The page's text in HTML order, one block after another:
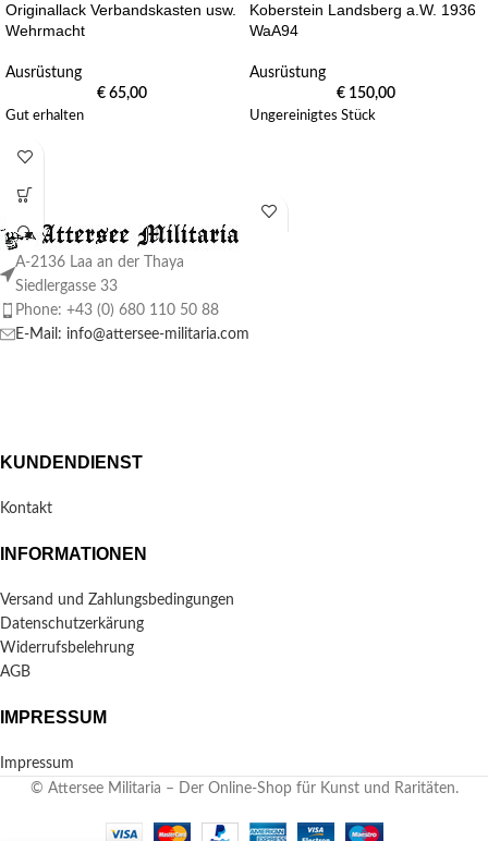
Originallack Verbandskasten usw.
Wehrmacht
Ausrüstung
€ 65,00
Gut erhalten
Koberstein Landsberg a.W. 1936
WaA94
Ausrüstung
€ 150,00
Ungereinigtes Stück
A-2136 Laa an der Thaya
Siedlergasse 33
Phone: +43 (0) 680 110 50 88
E-Mail: info@attersee-militaria.com
KUNDENDIENST
Kontakt
INFORMATIONEN
Versand und Zahlungsbedingungen
Datenschutzerkärung
Widerrufsbelehrung
AGB
IMPRESSUM
Impressum
© Attersee Militaria – Der Online-Shop für Kunst und Raritäten.